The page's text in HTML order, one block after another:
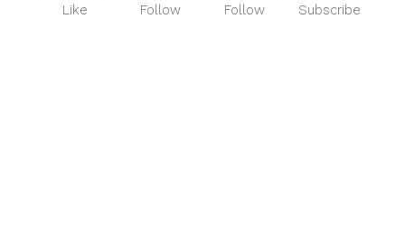
Like Follow Follow Subscribe